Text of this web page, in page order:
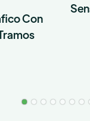
Con